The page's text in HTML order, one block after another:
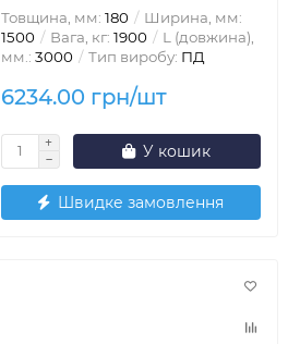
Товщина, мм: 180
Ширина, мм:
1500
Вага, кг: 1900
L (довжина),
мм.: 3000 Тип виробу: ПД
6234.00 грн/шт
У кошик
Швидке замовлення